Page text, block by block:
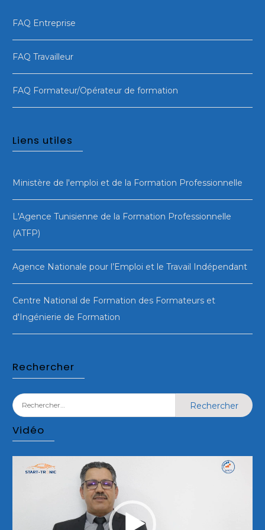
FAQ Entreprise
FAQ Travailleur
FAQ Formateur/Opérateur de formation
Liens utiles
Ministère de l'emploi et de la Formation Professionnelle
L'Agence Tunisienne de la Formation Professionnelle
(ATFP)
Agence Nationale pour l’Emploi et le Travail Indépendant
Centre National de Formation des Formateurs et
d'Ingénierie de Formation
Rechercher
Rechercher :
Vidéo
Lecteur